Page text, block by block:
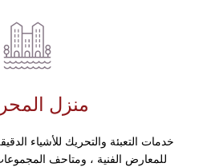
منزل
خدمات التعبئة والتحريك للأشياء
للمعارض الفنية ، ومتاحف